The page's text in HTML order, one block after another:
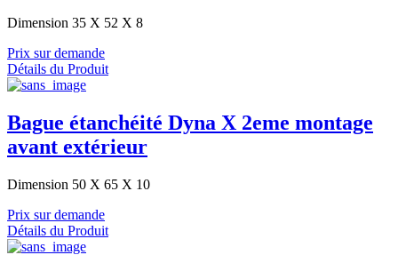
Dimension 35 X 52 X 8
Prix sur demande
Détails du Produit
Bague étanchéité Dyna X 2eme montage
avant extérieur
Dimension 50 X 65 X 10
Prix sur demande
Détails du Produit